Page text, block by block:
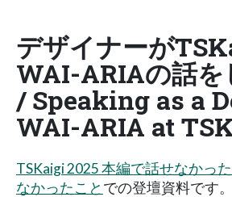
デザイナーが
WAI-ARIAの話を
/ Speaking as a
WAI-ARIA at
TSKaigi 2025 本編で話せなかっ
なかったこと での登壇資料です。